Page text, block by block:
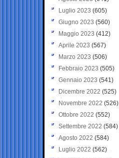
Luglio 2023 (605)
Giugno 2023 (560)
Maggio 2023 (412)
Aprile 2023 (567)
Marzo 2023 (506)
Febbraio 2023 (505)
Gennaio 2023 (541)
Dicembre 2022 (525)
Novembre 2022 (526)
Ottobre 2022 (552)
Settembre 2022 (584)
Agosto 2022 (584)
Luglio 2022 (562)